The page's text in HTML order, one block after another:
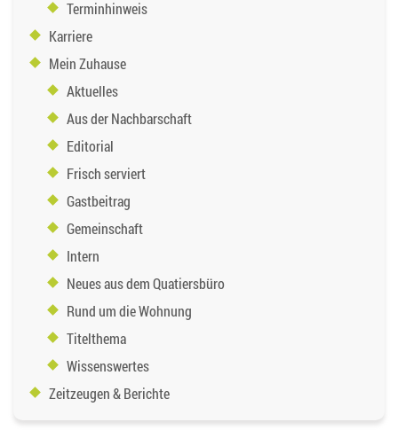
Terminhinweis
Karriere
Mein Zuhause
Aktuelles
Aus der Nachbarschaft
Editorial
Frisch serviert
Gastbeitrag
Gemeinschaft
Intern
Neues aus dem Quatiersbüro
Rund um die Wohnung
Titelthema
Wissenswertes
Zeitzeugen & Berichte